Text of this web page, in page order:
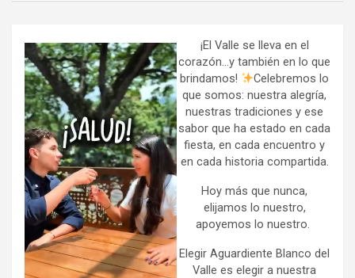
h
¡El Valle se lleva en el
corazón…y también en lo que
brindamos!
Celebremos lo
que somos: nuestra alegría,
nuestras tradiciones y ese
sabor que ha estado en cada
fiesta, en cada encuentro y
en cada historia compartida.
Hoy más que nunca,
elijamos lo nuestro,
apoyemos lo nuestro.
Elegir Aguardiente Blanco del
Valle es elegir a nuestra